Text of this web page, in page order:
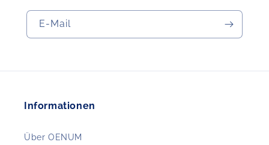
E-Mail
Informationen
Über OENUM